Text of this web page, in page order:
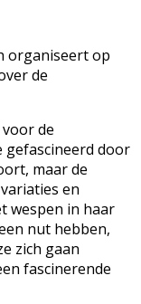
organiseert op
de
de
gefascineerd door
maar de
en
wespen in haar
nut hebben,
zich gaan
fascinerende